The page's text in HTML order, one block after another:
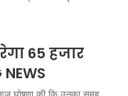
65 हजार